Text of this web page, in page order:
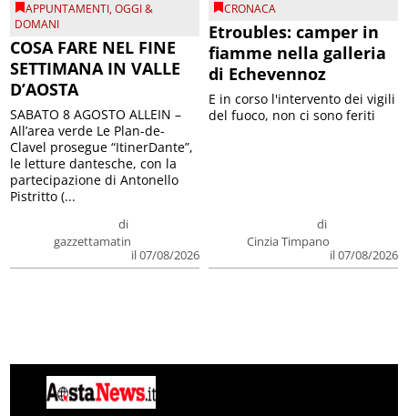
APPUNTAMENTI,OGGI &
DOMANI
COSA FARE NEL FINE
SETTIMANA IN VALLE
D’AOSTA
di
gazzettamatin
il 07/08/2026
SABATO 8 AGOSTO ALLEIN –
All’area verde Le Plan-de-
Clavel prosegue “ItinerDante”,
le letture dantesche, con la
partecipazione di Antonello
Pistritto (...
CRONACA
Etroubles: camper in
fiamme nella galleria
di Echevennoz
di
Cinzia Timpano
il 07/08/2026
E in corso l'intervento dei vigili
del fuoco, non ci sono feriti